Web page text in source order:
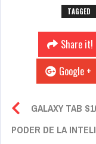
TAGGED
Share it!
Google +
GALAXY TAB
PODER DE LA